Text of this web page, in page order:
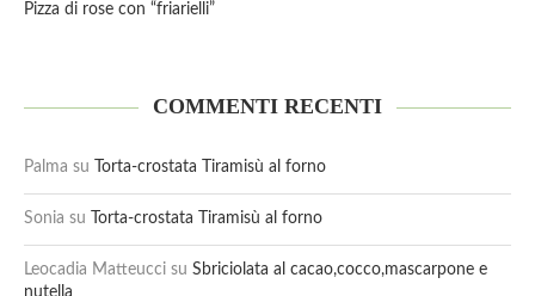
Pizza di rose con “friarielli”
COMMENTI RECENTI
Palma su Torta-crostata Tiramisù al forno
Sonia su Torta-crostata Tiramisù al forno
Leocadia Matteucci su Sbriciolata al cacao,cocco,mascarpone e
nutella